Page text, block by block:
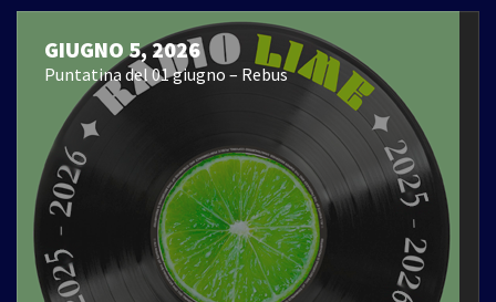
GIUGNO 5, 2026
Puntatina del 01 giugno – Rebus